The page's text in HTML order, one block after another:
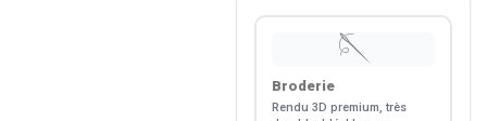
🪡
Broderie
Rendu 3D premium, très